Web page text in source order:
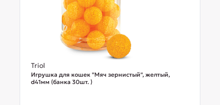
Triol
Игрушка для кошек "Мяч зернистый", желтый,
d41мм (банка 30шт. )